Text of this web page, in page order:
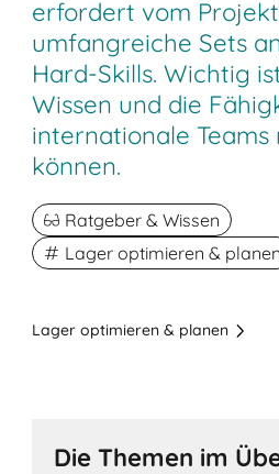
erfordert vom
umfangreiche Sets
Hard-Skills. Wichtig
Wissen und die
internationale Teams
können.
Ratgeber & Wissen
Lager optimieren & planen
Lager optimieren & planen
Die Themen im